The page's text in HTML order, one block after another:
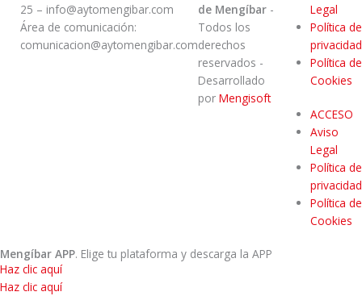
25 – info@aytomengibar.com
Área de comunicación:
comunicacion@aytomengibar.com
de Mengíbar -
Todos los
derechos
reservados -
Desarrollado
por Mengisoft
Legal
Política de
privacidad
Política de
Cookies
ACCESO
Aviso
Legal
Política de
privacidad
Política de
Cookies
Mengíbar APP. Elige tu plataforma y descarga la APP
Haz clic aquí
Haz clic aquí